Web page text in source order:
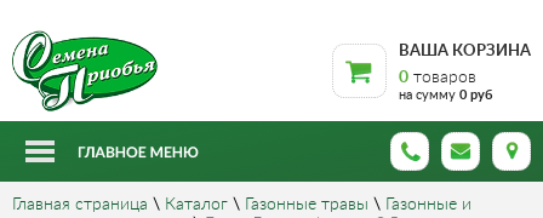
ВАША КОРЗИНА
0 товаров
на сумму 0 руб
Главная страница \ Каталог \ Газонные травы \
Газонные и